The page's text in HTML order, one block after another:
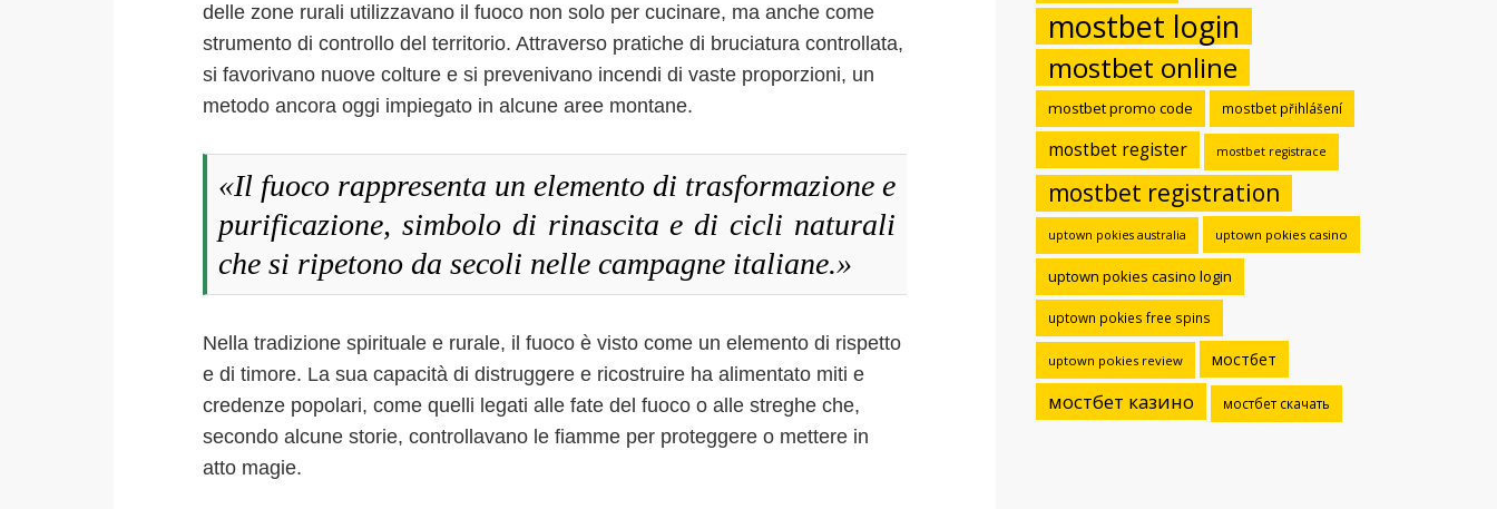
delle zone rurali utilizzavano il fuoco non solo per cucinare, ma anche come
strumento di controllo del territorio. Attraverso pratiche di bruciatura controllata,
si favorivano nuove colture e si prevenivano incendi di vaste proporzioni, un
metodo ancora oggi impiegato in alcune aree montane.
«Il fuoco rappresenta un elemento di trasformazione e
purificazione, simbolo di rinascita e di cicli naturali
che si ripetono da secoli nelle campagne italiane.»
Nella tradizione spirituale e rurale, il fuoco è visto come un elemento di rispetto
e di timore. La sua capacità di distruggere e ricostruire ha alimentato miti e
credenze popolari, come quelli legati alle fate del fuoco o alle streghe che,
secondo alcune storie, controllavano le fiamme per proteggere o mettere in
atto magie.
mostbet login
mostbet online
mostbet promo code mostbet přihlášení
mostbet register mostbet registrace
mostbet registration
uptown pokies australia uptown pokies casino
uptown pokies casino login
uptown pokies free spins
uptown pokies review мостбет
мостбет казино мостбет скачать